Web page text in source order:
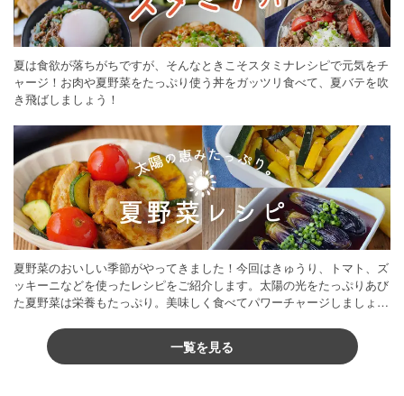
夏は食欲が落ちがちですが、そんなときこそスタミナレシピで元気をチ
ャージ！お肉や夏野菜をたっぷり使う丼をガッツリ食べて、夏バテを吹
き飛ばしましょう！
夏野菜のおいしい季節がやってきました！今回はきゅうり、トマト、ズ
ッキーニなどを使ったレシピをご紹介します。太陽の光をたっぷりあび
た夏野菜は栄養もたっぷり。美味しく食べてパワーチャージしましょう
一覧を見る